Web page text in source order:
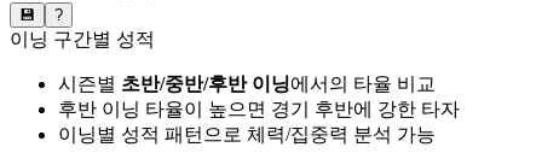
💾 ?
이닝 구간별 성적
시즌별 초반/중반/후반 이닝에서의 타율 비교
후반 이닝 타율이 높으면 경기 후반에 강한 타자
이닝별 성적 패턴으로 체력/집중력 분석 가능